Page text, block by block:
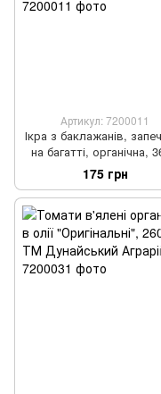
Артикул: 7200011
Ікра з баклажанів,
на багатті, органічна,
ТМ Дунайський Аграрій
175 грн